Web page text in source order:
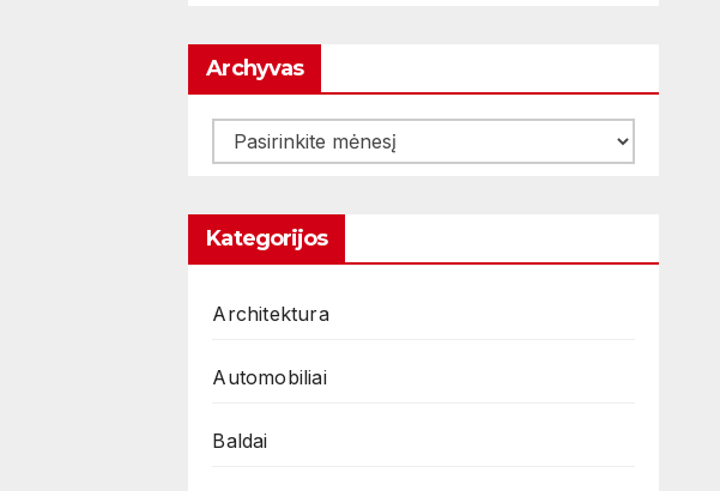
Archyvas
Archyvas
Kategorijos
Architektura
Automobiliai
Baldai